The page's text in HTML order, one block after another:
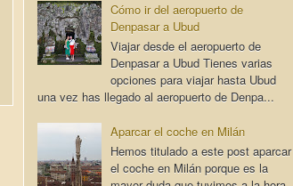
Cómo ir del aeropuerto de
Denpasar a Ubud
Viajar desde el aeropuerto de
Denpasar a Ubud Tienes varias
opciones para viajar hasta Ubud
una vez has llegado al aeropuerto de Denpa...
Aparcar el coche en Milán
Hemos titulado a este post aparcar
el coche en Milán porque es la